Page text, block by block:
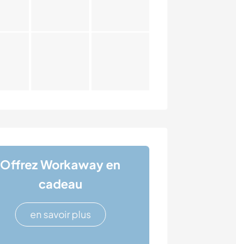
Offrez Workaway en
cadeau
en savoir plus